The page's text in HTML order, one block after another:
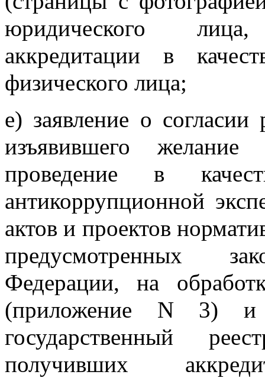
юридического
аккредитации в
физического лица;
е) заявление о
изъявившего
проведение в
антикоррупционной
актов и проектов
предусмотренных
Федерации, на
(приложение N 3) и
государственный
получивших